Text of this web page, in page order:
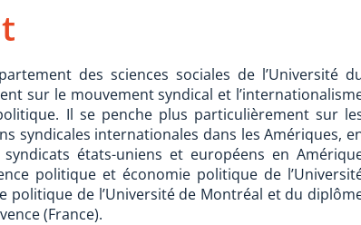
des sciences sociales de l’Université
sur le mouvement syndical et
Il se penche plus particulièrement sur
syndicales internationales dans les Amériques,
états-uniens et européens en
politique et économie politique de
politique de l’Université de Montréal et du
(France).